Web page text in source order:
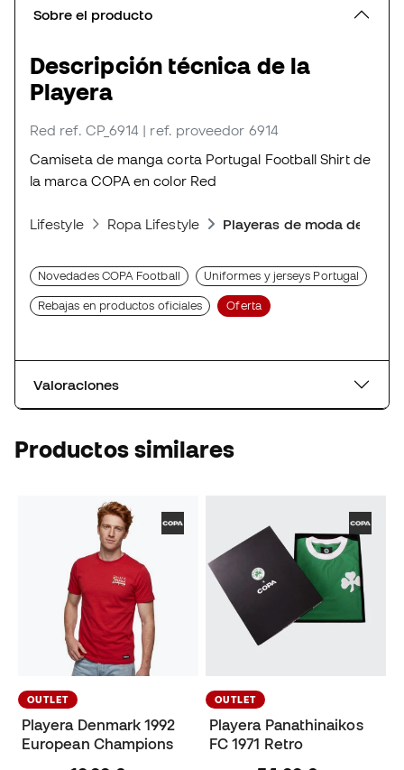
Sobre el producto
Descripción técnica de la
Playera
Red ref. CP_6914 | ref. proveedor 6914
Camiseta de manga corta Portugal Football Shirt de
la marca COPA en color Red
Lifestyle Ropa Lifestyle Playeras de moda
Novedades COPA Football Uniformes y jerseys Portugal
Rebajas en productos oficiales Oferta
Valoraciones
Productos similares
OUTLET
Playera Denmark 1992
European Champions
OUTLET
Playera Panathinaikos
FC 1971 Retro